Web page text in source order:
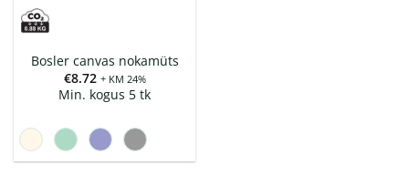
Bosler canvas nokamüts
€8.72 + KM 24%
Min. kogus 5 tk